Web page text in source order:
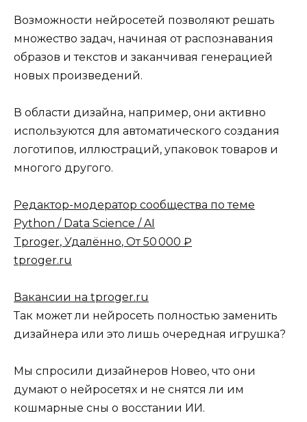
Возможности нейросетей позволяют решать
множество задач, начиная от распознавания
образов и текстов и заканчивая генерацией
новых произведений.
В области дизайна, например, они активно
используются для автоматического создания
логотипов, иллюстраций, упаковок товаров и
многого другого.
Редактор-модератор сообщества по теме
Python / Data Science / AI
Tproger, Удалённо, От 50 000 ₽
tproger.ru
Вакансии на tproger.ru
Так может ли нейросеть полностью заменить
дизайнера или это лишь очередная игрушка?
Мы спросили дизайнеров Новео, что они
думают о нейросетях и не снятся ли им
кошмарные сны о восстании ИИ.